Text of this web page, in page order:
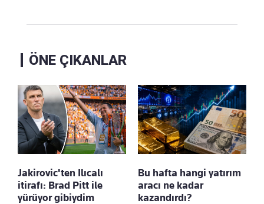
ÖNE ÇIKANLAR
Jakirovic'ten Ilıcalı
itirafı: Brad Pitt ile
yürüyor gibiydim
Bu hafta hangi yatırım
aracı ne kadar
kazandırdı?